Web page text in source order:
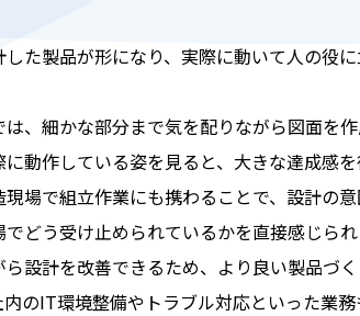
した製品が形になり、実際に動いて人の役
は、細かな部分まで気を配りながら図面を
動作している姿を見ると、大きな達成感を
現場で組立作業にも携わることで、設計の
どう受け止められているかを直接感じら
設計を改善できるため、より良い製品づ
内のIT環境整備やトラブル対応といった業